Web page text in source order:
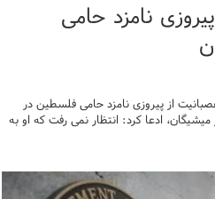
نامزد حامی
از پیروزی نامزد حامی فلسطین در
ادعا کرد: انتظار نمی‌ رفت که او به